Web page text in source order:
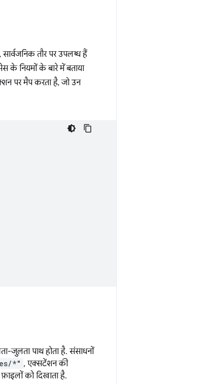
तौर पर उपलब्ध हैं
नियमों के बारे में बताया
पर मैप करता है, जो उन
जुलता पाथ होता है. संसाधनों
*" , एक्सटेंशन की
को दिखाता है.